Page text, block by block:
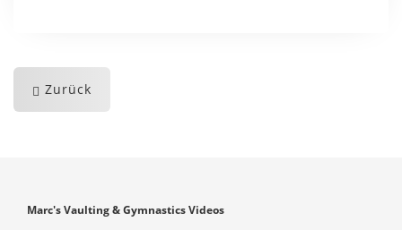
Zurück
Marc's Vaulting & Gymnastics Videos